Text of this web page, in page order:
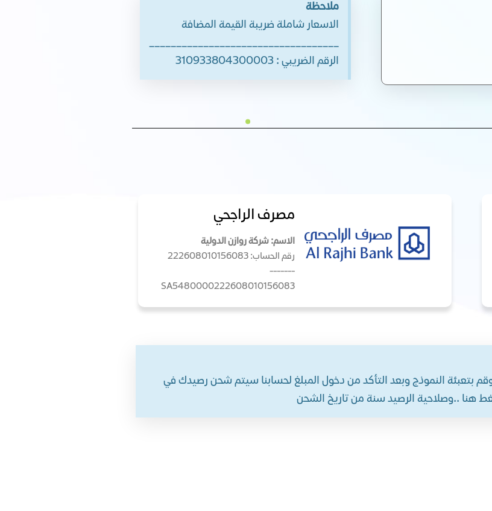
ملاحظة
الاسعار شاملة ضريبة القيمة المضافة
___________________________________
الرقم الضريبي : 310933804300003
مصرف الراجحي
الاسم: شركة روازن الدولية
رقم الحساب: 222608010156083
-------
SA5480000222608010156083
بتعبئة النموذج وبعد التأكد من دخول المبلغ لحسابنا سيتم شحن رصيدك في
هنا ..وصلاحية الرصيد سنة من تاريخ الشحن